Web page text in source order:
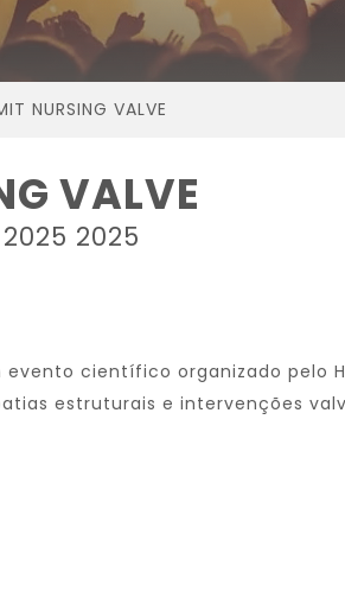
NURSING VALVE
VALVE
2025 2025
evento científico organizado
estruturais e intervenções